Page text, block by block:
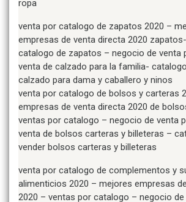
ropa
venta por catalogo de zapatos 2020 –
empresas de venta directa 2020
catalogo de zapatos – negocio de venta
venta de calzado para la familia-
calzado para dama y caballero y ninos
venta por catalogo de bolsos y carteras
empresas de venta directa 2020 de
ventas por catalogo – negocio de venta
venta de bolsos carteras y billeteras –
vender bolsos carteras y billeteras
venta por catalogo de complementos y
alimenticios 2020 – mejores empresas
2020 – ventas por catalogo – negocio